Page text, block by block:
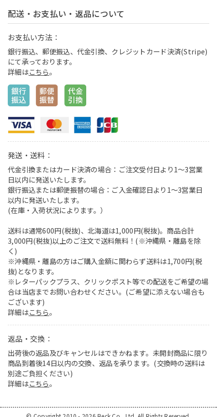
配送・お支払い・返品について
お支払い方法：
銀行振込、郵便振込、代金引換、クレジットカード決済(Stripe)
にて承っております。
詳細はこちら。
発送・送料：
代金引換またはカード決済の場合：ご注文受付日より1〜3営業
日以内に発送いたします。
銀行振込または郵便振替の場合：ご入金確認日より1〜3営業日
以内に発送いたします。
(在庫・入荷状況によります。）
送料は通常600円(税抜)、北海道は1,000円(税抜)。商品合計
3,000円(税抜)以上のご注文で送料無料！(※沖縄県・離島を除
く)
※沖縄県・離島の方はご購入金額に関わらず送料は1,700円(税
抜)となります。
※レターパックプラス、クリックポスト等での配送をご希望の場
合は当店までお問い合わせください。(ご希望に添えない場合も
ございます)
詳細はこちら。
返品・交換：
出荷後の返品及びキャンセルはできかねます。未開封商品に限り
商品到着後14日以内の交換、返品を承ります。(交換時の送料は
別途ご負担ください)
詳細はこちら。